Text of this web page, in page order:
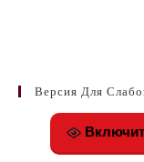
Версия Для